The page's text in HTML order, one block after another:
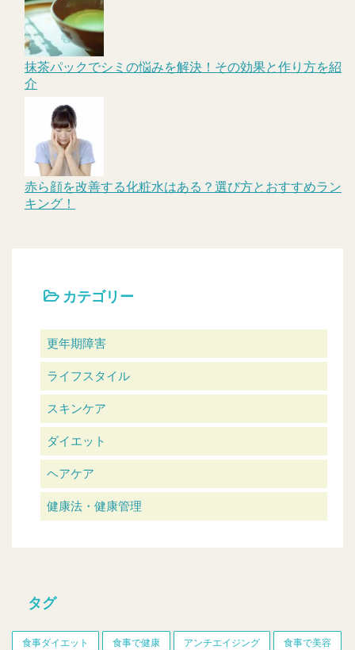
抹茶パックでシミの悩みを解決！その効果と作り方を紹
介
赤ら顔を改善する化粧水はある？選び方とおすすめラン
キング！
カテゴリー
更年期障害
ライフスタイル
スキンケア
ダイエット
ヘアケア
健康法・健康管理
タグ
食事ダイエット 食事で健康 アンチエイジング 食事で美容